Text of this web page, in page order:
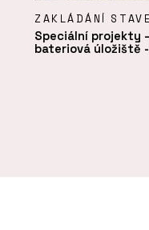
ZAKLÁDÁNÍ
Speciální projekty
bateriová úložiště